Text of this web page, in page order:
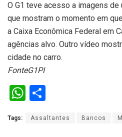
O G1 teve acesso a imagens de
que mostram o momento em
a Caixa Econômica Federal em
agências alvo. Outro vídeo
cidade no carro.
FonteG1PI
W
at ar
Tags: Assaltantes Bancos